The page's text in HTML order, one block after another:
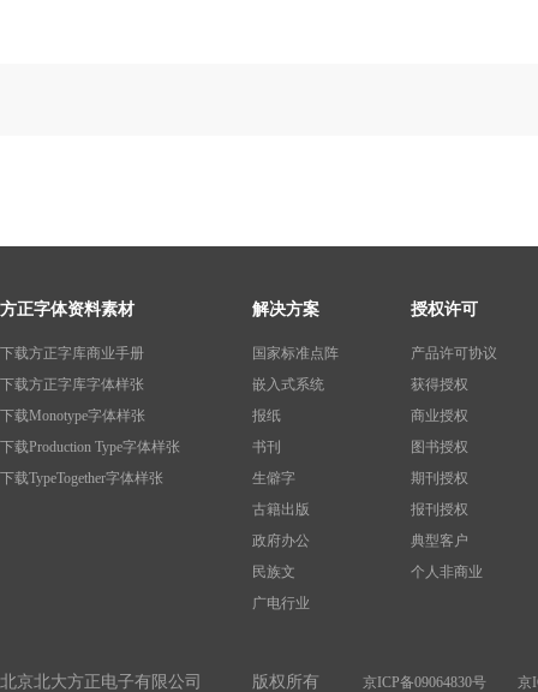
方正字体资料素材
下载方正字库商业手册
下载方正字库字体样张
下载Monotype字体样张
下载Production Type字体样张
下载TypeTogether字体样张
解决方案
国家标准点阵
嵌入式系统
报纸
书刊
生僻字
古籍出版
政府办公
民族文
广电行业
授权许可
产品许可协议
获得授权
商业授权
图书授权
期刊授权
报刊授权
典型客户
个人非商业
北京北大方正电子有限公司 版权所有 京ICP备09064830号 京